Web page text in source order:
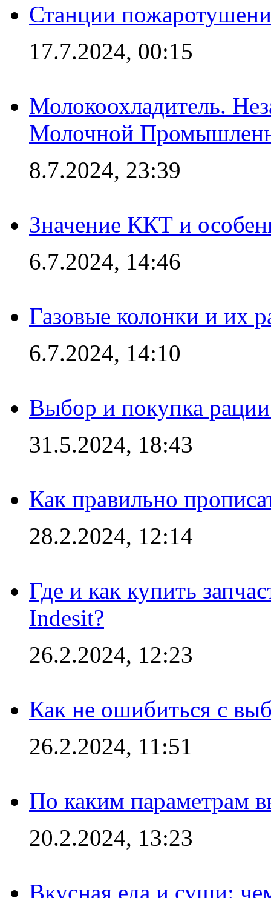
Станции
17.7.2024, 00:15
Молокоохладитель.
Молочной
8.7.2024, 23:39
Значение ККТ и
6.7.2024, 14:46
Газовые колонки и их
6.7.2024, 14:10
Выбор и покупка
31.5.2024, 18:43
Как правильно
28.2.2024, 12:14
Где и как купить
Indesit?
26.2.2024, 12:23
Как не ошибиться с
26.2.2024, 11:51
По каким параметрам
20.2.2024, 13:23
Вкусная еда и суши: